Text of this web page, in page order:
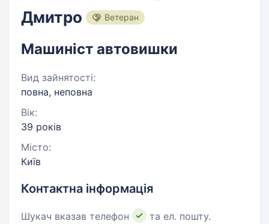
Дмитро Ветеран
Машиніст автовишки
Вид зайнятості:
повна, неповна
Вік:
39 років
Місто:
Київ
Контактна інформація
Шукач вказав телефон
та ел. пошту.